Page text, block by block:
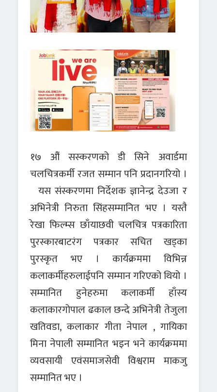
१७ औं सस्करणको डी सिने अवार्डमा
चलचित्रकर्मी रजत सम्मान पनि प्रदानगरियो ।
यस संस्करणमा निर्देशक ज्ञानेन्द्र देउजा र
अभिनेत्री निरुता सिंहसम्मानित भए । यस्तै
रेखा फिल्म्स छाँयाछवी चलचित्र पत्रकारिता
पुरस्कारबाटरंग पत्रकार सचित खड्का
पुरस्कृत भए । कार्यक्रममा विभिन्न
कलाकर्मीहरुलाईपनि सम्मान गरिएको थियो ।
सम्मानित हुनेहरुमा कलाकर्मी हाँस्य
कलाकारगोपाल ढकाल छन्दे अभिनेत्री तेजुला
खतिवडा, कलाकार गीता नेपाल , गायिका
मिना नेपाली सम्मानित भइन भने कार्यक्रममा
व्यवसायी एवंसमाजसेवी विश्वराम माकजु
सम्मानित भए ।